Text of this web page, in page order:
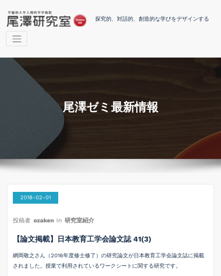
へ
探究的、対話的、創造的な学びをデザインする
尾澤ゼミ最新情報
2018-02-01
投稿者 ozaken In 研究室紹介
【論文掲載】日本教育工学会論文誌 41(3)
網岡敬之さん（2016年度修士修了）の研究論文が日本教育工学会論文誌に掲載
されました。授業で利用されているワークシートに関する研究です。